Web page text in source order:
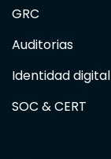
GRC
Auditorias
Identidad digital
SOC & CERT